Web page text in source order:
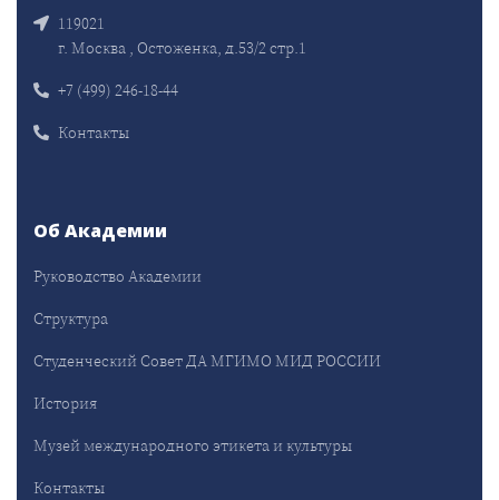
119021
г. Москва , Остоженка, д.53/2 стр.1
+7 (499) 246-18-44
Контакты
Об Академии
Руководство Академии
Структура
Студенческий Совет ДА МГИМО МИД РОССИИ
История
Музей международного этикета и культуры
Контакты